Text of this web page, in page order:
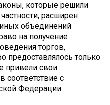
которые решили
расширен
объединений
на получение
торгов,
предоставлялось только
привели свои
соответствие с
Федерации.